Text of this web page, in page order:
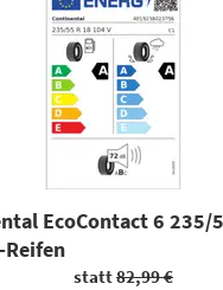
EcoContact 6 235/
Reifen
statt82,99 €